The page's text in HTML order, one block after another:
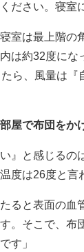
ださい。寝室
室は最上階の
は約32度に
ら、風量は
屋で布団をか
』と感じるの
度は26度と言
ると表面の
。そこで、布
す」